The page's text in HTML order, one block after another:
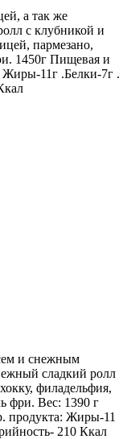
а так же
с клубникой и
пармезано,
1450г Пищевая и
Жиры-11г .Белки-7г .
и снежным
сладкий ролл
филадельфия,
фри. Вес: 1390 г
продукта: Жиры-11
210 Ккал